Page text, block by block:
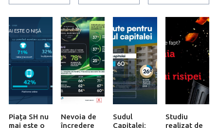
Piața SH nu
mai este o
Nevoia de
încredere
Sudul
Capitalei:
Studiu
realizat de